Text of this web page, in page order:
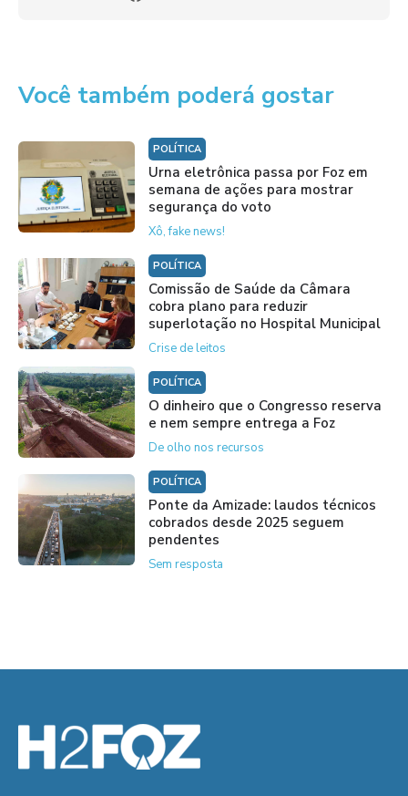
Você também poderá gostar
POLÍTICA
Urna eletrônica passa por Foz em
semana de ações para mostrar
segurança do voto
Xô, fake news!
POLÍTICA
Comissão de Saúde da Câmara
cobra plano para reduzir
superlotação no Hospital Municipal
Crise de leitos
POLÍTICA
O dinheiro que o Congresso reserva
e nem sempre entrega a Foz
De olho nos recursos
POLÍTICA
Ponte da Amizade: laudos técnicos
cobrados desde 2025 seguem
pendentes
Sem resposta